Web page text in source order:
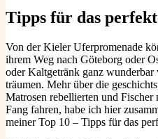
Tipps für das
Von der Kieler Uferpromenade
ihrem Weg nach Göteborg oder
oder Kaltgetränk ganz
träumen. Mehr über die
Matrosen rebellierten und
Fang fahren, habe ich hier
meiner Top 10 – Tipps für das